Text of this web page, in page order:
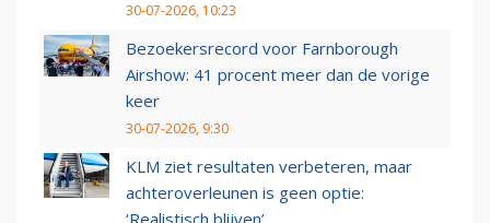
30-07-2026, 10:23
Bezoekersrecord voor Farnborough
Airshow: 41 procent meer dan de vorige
keer
30-07-2026, 9:30
KLM ziet resultaten verbeteren, maar
achteroverleunen is geen optie: